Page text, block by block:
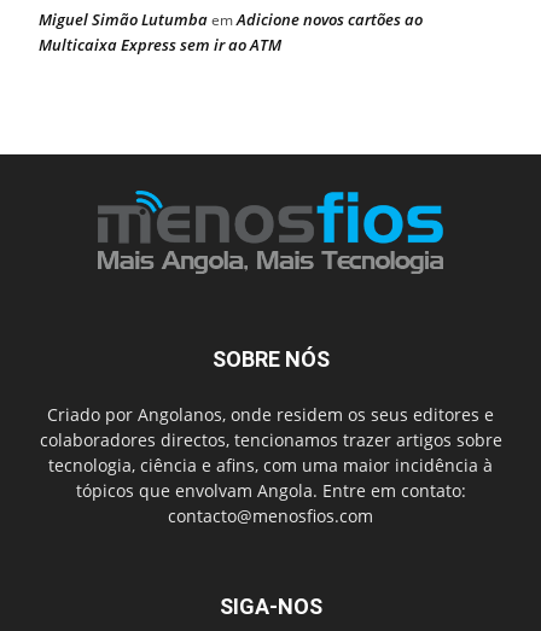
Miguel Simão LutumbaemAdicione novos cartões ao
Multicaixa Express sem ir ao ATM
SOBRE NÓS
Criado por Angolanos, onde residem os seus editores e
colaboradores directos, tencionamos trazer artigos sobre
tecnologia, ciência e afins, com uma maior incidência à
tópicos que envolvam Angola. Entre em contato:
contacto@menosfios.com
SIGA-NOS